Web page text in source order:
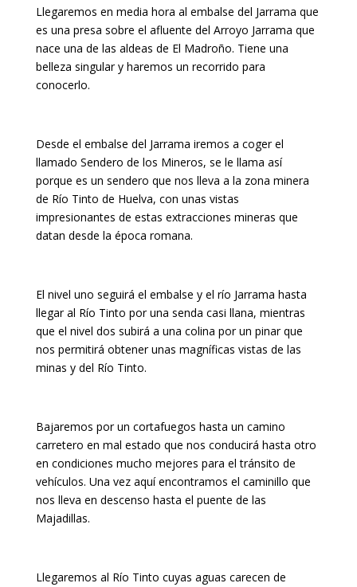
Llegaremos en media hora al embalse del Jarrama que
es una presa sobre el afluente del Arroyo Jarrama que
nace una de las aldeas de El Madroño. Tiene una
belleza singular y haremos un recorrido para
conocerlo.
Desde el embalse del Jarrama iremos a coger el
llamado Sendero de los Mineros, se le llama así
porque es un sendero que nos lleva a la zona minera
de Río Tinto de Huelva, con unas vistas
impresionantes de estas extracciones mineras que
datan desde la época romana.
El nivel uno seguirá el embalse y el río Jarrama hasta
llegar al Río Tinto por una senda casi llana, mientras
que el nivel dos subirá a una colina por un pinar que
nos permitirá obtener unas magníficas vistas de las
minas y del Río Tinto.
Bajaremos por un cortafuegos hasta un camino
carretero en mal estado que nos conducirá hasta otro
en condiciones mucho mejores para el tránsito de
vehículos. Una vez aquí encontramos el caminillo que
nos lleva en descenso hasta el puente de las
Majadillas.
Llegaremos al Río Tinto cuyas aguas carecen de